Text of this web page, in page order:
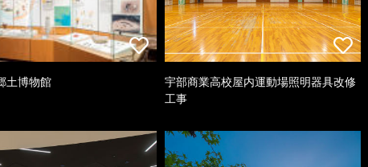
土博物館
宇部商業高校屋内運動場照明器具改修
工事